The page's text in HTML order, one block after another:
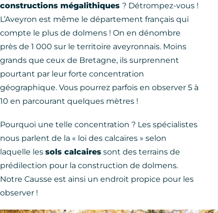
constructions mégalithiques ? Détrompez-vous !
L’Aveyron est même le département français qui
compte le plus de dolmens ! On en dénombre
près de 1 000 sur le territoire aveyronnais. Moins
grands que ceux de Bretagne, ils surprennent
pourtant par leur forte concentration
géographique. Vous pourrez parfois en observer 5 à
10 en parcourant quelques mètres !
Pourquoi une telle concentration ? Les spécialistes
nous parlent de la « loi des calcaires » selon
laquelle les sols calcaires sont des terrains de
prédilection pour la construction de dolmens.
Notre Causse est ainsi un endroit propice pour les
observer !